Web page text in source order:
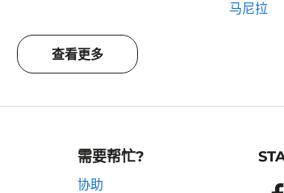
马尼拉
查看更多
需要帮忙?
协助